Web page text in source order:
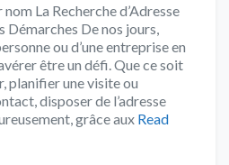
nom La Recherche d’Adresse
Démarches De nos jours,
ou d’une entreprise en
être un défi. Que ce soit
planifier une visite ou
disposer de l’adresse
grâce aux Read